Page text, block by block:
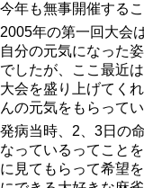
今年も無事開催する
2005年の第一回大会
自分の元気になった
でしたが、ここ最近
大会を盛り上げてく
んの元気をもらって
発病当時、2、3日の
なっているってこと
に見てもらって希望